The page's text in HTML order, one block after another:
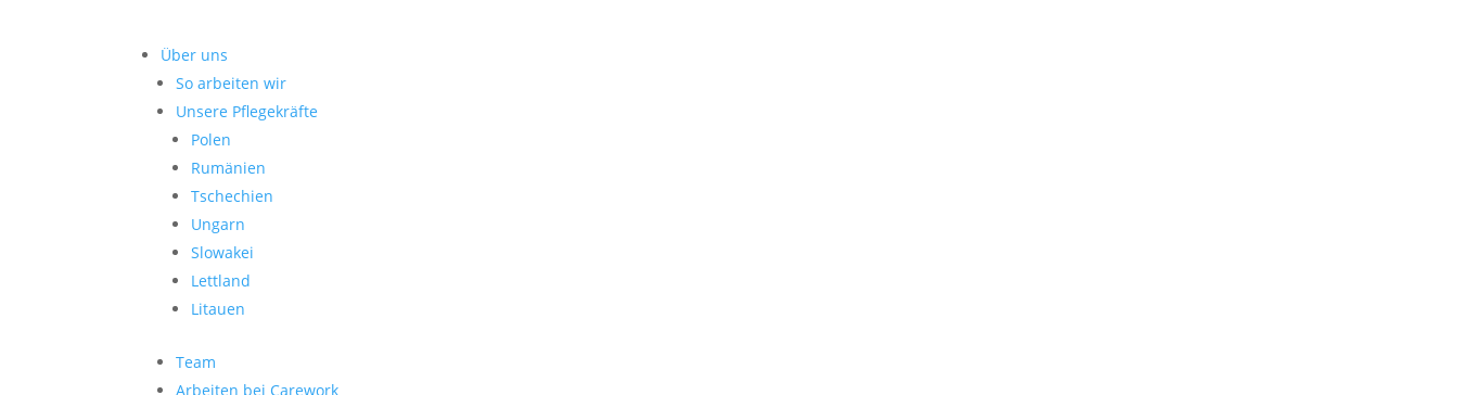
Über uns
So arbeiten wir
Unsere Pflegekräfte
Polen
Rumänien
Tschechien
Ungarn
Slowakei
Lettland
Litauen
Team
Arbeiten bei Carework